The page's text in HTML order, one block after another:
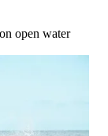
open water